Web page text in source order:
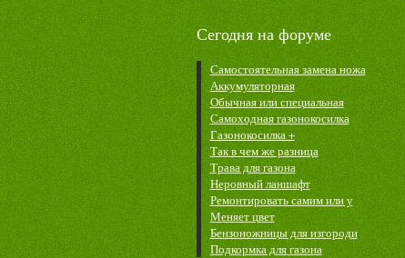
Сегодня на форуме
Самостоятельная замена ножа
Аккумуляторная
Обычная или специальная
Самоходная газонокосилка
Газонокосилка +
Так в чем же разница
Трава для газона
Неровный ланшафт
Ремонтировать самим или у
Меняет цвет
Бензоножницы для изгороди
Подкормка для газона